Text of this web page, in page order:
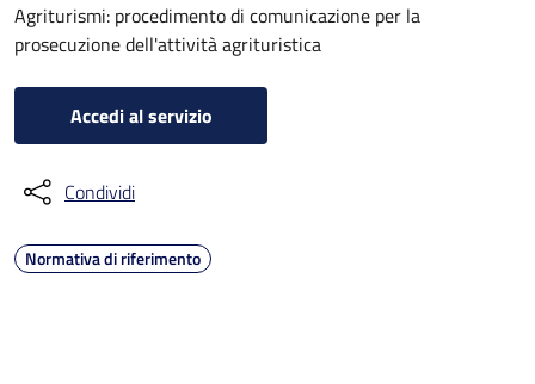
Agriturismi: procedimento di comunicazione per la
prosecuzione dell'attività agrituristica
Accedi al servizio
Condividi
Normativa di riferimento